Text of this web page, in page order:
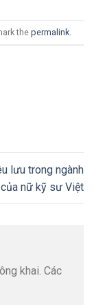
the permalink
lưu trong ngành
nữ kỹ sư Việt
khai. Các